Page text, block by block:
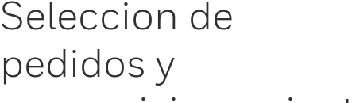
Seleccion de
pedidos y